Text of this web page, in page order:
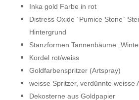
Inka gold Farbe in rot
Distress Oxide ´Pumice Stone`
Hintergrund
Stanzformen Tannenbäume
Kordel rot/weiss
Goldfarbenspritzer (Artspray)
weisse Spritzer, verdünnte weisse
Dekosterne aus Goldpapier